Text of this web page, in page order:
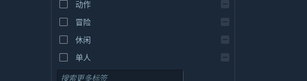
希腊语
动作
冒险
休闲
单人
模拟